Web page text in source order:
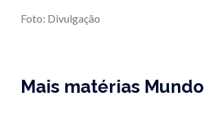
Foto: Divulgação
Mais matérias Mundo